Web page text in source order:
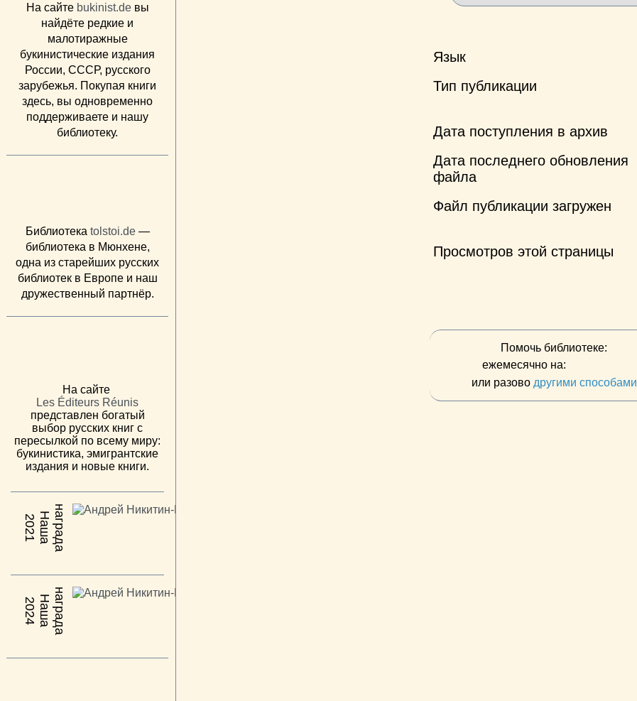
На сайте bukinist.deвы
найдёте редкие и
малотиражные
букинистические издания
России, СССР, русского
зарубежья. Покупая книги
здесь, вы одновременно
поддерживаете и нашу
библиотеку.
Библиотека tolstoi.de—
библиотека в Мюнхене,
одна из старейших русских
библиотек в Европе и наш
дружественный партнёр.
На сайте
Les Éditeurs Réunis
представлен богатый
выбор русских книг с
пересылкой по всему миру:
букинистика, эмигрантские
издания и новые книги.
2021 Н
а
ш
ан
а
г
р
а
да
2024 Н
а
ш
ан
а
г
р
а
да
Язык
Тип публикации
Дата поступления в архив
Дата последнего обновления
файла
Файл публикации загружен
Просмотров этой страницы
Помочь библиотеке:
ежемесячно на:
или разово другими способами